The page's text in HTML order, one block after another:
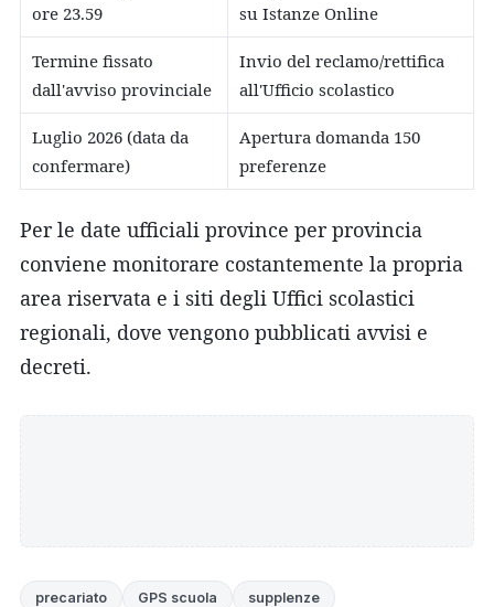
ore 23.59
su Istanze Online
Termine fissato
dall'avviso provinciale
Invio del reclamo/rettifica
all'Ufficio scolastico
Luglio 2026 (data da
confermare)
Apertura domanda 150
preferenze
Per le date ufficiali province per provincia
conviene monitorare costantemente la propria
area riservata e i siti degli Uffici scolastici
regionali, dove vengono pubblicati avvisi e
decreti.
precariato GPS scuola supplenze